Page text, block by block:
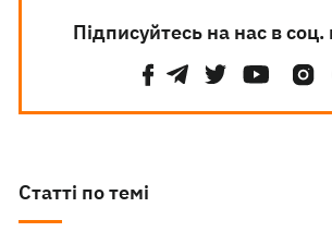
Підписуйтесь на нас в
Статті по темі